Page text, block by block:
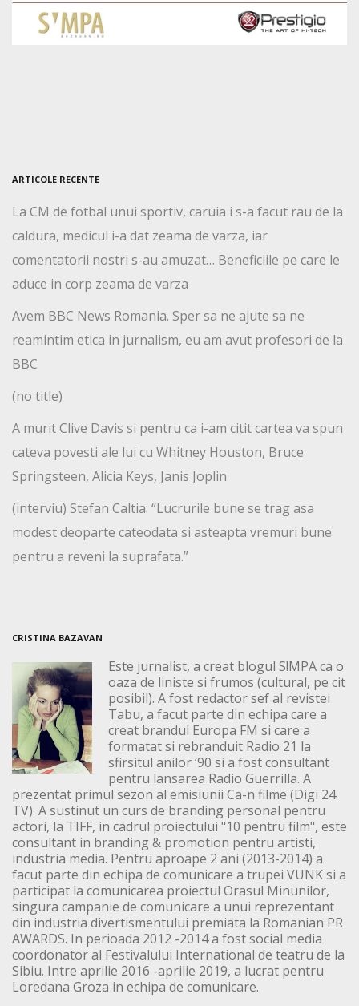
ARTICOLE RECENTE
La CM de fotbal unui sportiv, caruia i s-a facut rau de la
caldura, medicul i-a dat zeama de varza, iar
comentatorii nostri s-au amuzat… Beneficiile pe care le
aduce in corp zeama de varza
Avem BBC News Romania. Sper sa ne ajute sa ne
reamintim etica in jurnalism, eu am avut profesori de la
BBC
(no title)
A murit Clive Davis si pentru ca i-am citit cartea va spun
cateva povesti ale lui cu Whitney Houston, Bruce
Springsteen, Alicia Keys, Janis Joplin
(interviu) Stefan Caltia: “Lucrurile bune se trag asa
modest deoparte cateodata si asteapta vremuri bune
pentru a reveni la suprafata.”
CRISTINA BAZAVAN
Este jurnalist, a creat blogul S!MPA ca o
oaza de liniste si frumos (cultural, pe cit
posibil). A fost redactor sef al revistei
Tabu, a facut parte din echipa care a
creat brandul Europa FM si care a
formatat si rebranduit Radio 21 la
sfirsitul anilor ‘90 si a fost consultant
pentru lansarea Radio Guerrilla. A
prezentat primul sezon al emisiunii Ca-n filme (Digi 24
TV). A sustinut un curs de branding personal pentru
actori, la TIFF, in cadrul proiectului "10 pentru film", este
consultant in branding & promotion pentru artisti,
industria media. Pentru aproape 2 ani (2013-2014) a
facut parte din echipa de comunicare a trupei VUNK si a
participat la comunicarea proiectul Orasul Minunilor,
singura campanie de comunicare a unui reprezentant
din industria divertismentului premiata la Romanian PR
AWARDS. In perioada 2012 -2014 a fost social media
coordonator al Festivalului International de teatru de la
Sibiu. Intre aprilie 2016 -aprilie 2019, a lucrat pentru
Loredana Groza in echipa de comunicare.